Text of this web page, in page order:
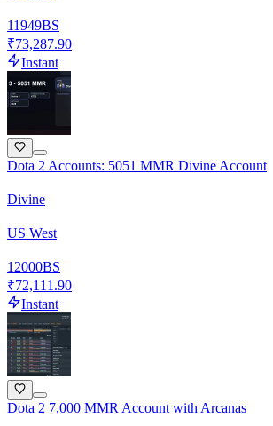
11949BS
₹73,287.90
Instant
Dota 2 Accounts: 5051 MMR Divine Account
Divine
US West
12000BS
₹72,111.90
Instant
Dota 2 7,000 MMR Account with Arcanas